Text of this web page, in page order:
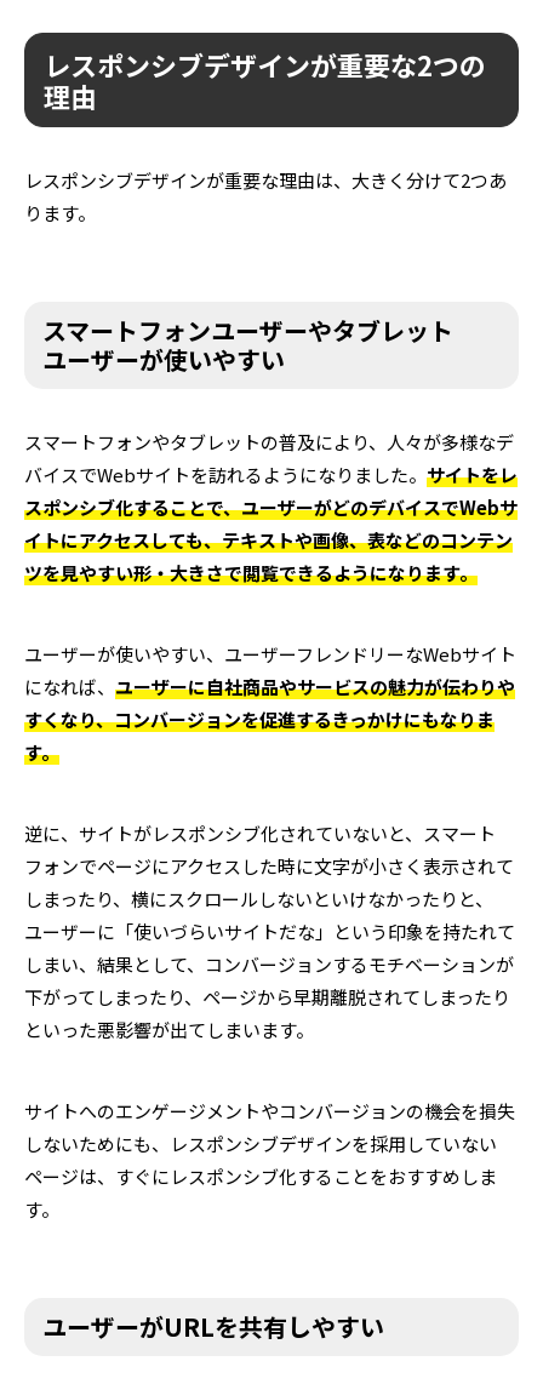
レスポンシブデザインが重要な2つの
理由
レスポンシブデザインが重要な理由は、大きく分けて2つあ
ります。
スマートフォンユーザーやタブレット
ユーザーが使いやすい
スマートフォンやタブレットの普及により、人々が多様なデ
バイスでWebサイトを訪れるようになりました。 サイトをレ
スポンシブ化することで、ユーザーがどのデバイスでWebサ
イトにアクセスしても、テキストや画像、表などのコンテン
ツを見やすい形・大きさで閲覧できるようになります。
ユーザーが使いやすい、ユーザーフレンドリーなWebサイト
になれば、 ユーザーに自社商品やサービスの魅力が伝わりや
すくなり、コンバージョンを促進するきっかけにもなりま
す。
逆に、サイトがレスポンシブ化されていないと、スマート
フォンでページにアクセスした時に文字が小さく表示されて
しまったり、横にスクロールしないといけなかったりと、
ユーザーに「使いづらいサイトだな」という印象を持たれて
しまい、結果として、コンバージョンするモチベーションが
下がってしまったり、ページから早期離脱されてしまったり
といった悪影響が出てしまいます。
サイトへのエンゲージメントやコンバージョンの機会を損失
しないためにも、レスポンシブデザインを採用していない
ページは、すぐにレスポンシブ化することをおすすめしま
す。
ユーザーがURLを共有しやすい